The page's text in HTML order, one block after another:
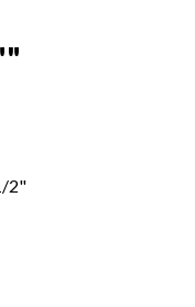
2"